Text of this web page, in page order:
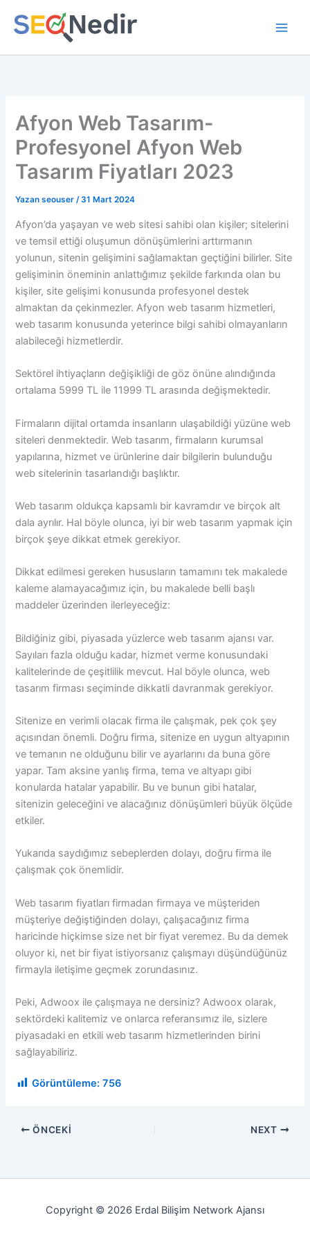
atla
Afyon Web Tasarım-
Profesyonel Afyon Web
Tasarım Fiyatları 2023
Yazan seouser/31 Mart 2024
Afyon’da yaşayan ve web sitesi sahibi olan kişiler; sitelerini
ve temsil ettiği oluşumun dönüşümlerini arttırmanın
yolunun, sitenin gelişimini sağlamaktan geçtiğini bilirler. Site
gelişiminin öneminin anlattığımız şekilde farkında olan bu
kişiler, site gelişimi konusunda profesyonel destek
almaktan da çekinmezler. Afyon web tasarım hizmetleri,
web tasarım konusunda yeterince bilgi sahibi olmayanların
alabileceği hizmetlerdir.
Sektörel ihtiyaçların değişikliği de göz önüne alındığında
ortalama 5999 TL ile 11999 TL arasında değişmektedir.
Firmaların dijital ortamda insanların ulaşabildiği yüzüne web
siteleri denmektedir. Web tasarım, firmaların kurumsal
yapılarına, hizmet ve ürünlerine dair bilgilerin bulunduğu
web sitelerinin tasarlandığı başlıktır.
Web tasarım oldukça kapsamlı bir kavramdır ve birçok alt
dala ayrılır. Hal böyle olunca, iyi bir web tasarım yapmak için
birçok şeye dikkat etmek gerekiyor.
Dikkat edilmesi gereken hususların tamamını tek makalede
kaleme alamayacağımız için, bu makalede belli başlı
maddeler üzerinden ilerleyeceğiz:
Bildiğiniz gibi, piyasada yüzlerce web tasarım ajansı var.
Sayıları fazla olduğu kadar, hizmet verme konusundaki
kalitelerinde de çeşitlilik mevcut. Hal böyle olunca, web
tasarım firması seçiminde dikkatli davranmak gerekiyor.
Sitenize en verimli olacak firma ile çalışmak, pek çok şey
açısından önemli. Doğru firma, sitenize en uygun altyapının
ve temanın ne olduğunu bilir ve ayarlarını da buna göre
yapar. Tam aksine yanlış firma, tema ve altyapı gibi
konularda hatalar yapabilir. Bu ve bunun gibi hatalar,
sitenizin geleceğini ve alacağınız dönüşümleri büyük ölçüde
etkiler.
Yukarıda saydığımız sebeplerden dolayı, doğru firma ile
çalışmak çok önemlidir.
Web tasarım fiyatları firmadan firmaya ve müşteriden
müşteriye değiştiğinden dolayı, çalışacağınız firma
haricinde hiçkimse size net bir fiyat veremez. Bu da demek
oluyor ki, net bir fiyat istiyorsanız çalışmayı düşündüğünüz
firmayla iletişime geçmek zorundasınız.
Peki, Adwoox ile çalışmaya ne dersiniz? Adwoox olarak,
sektördeki kalitemiz ve onlarca referansımız ile, sizlere
piyasadaki en etkili web tasarım hizmetlerinden birini
sağlayabiliriz.
Görüntüleme: 756
ÖNCEKI NEXT
Copyright © 2026 Erdal Bilişim Network Ajansı